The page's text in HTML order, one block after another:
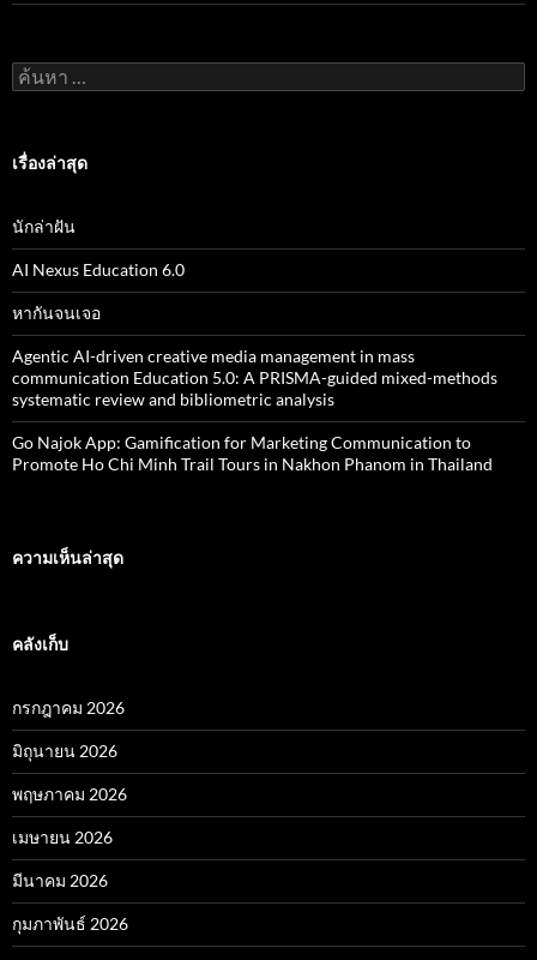
ค้
น
สำ
บ
:
เรื่องล่าสุด
นักล่าฝัน
AI Nexus Education 6.0
หากันจนเจอ
Agentic AI-driven creative media management in mass
communication Education 5.0: A PRISMA-guided mixed-methods
systematic review and bibliometric analysis
Go Najok App: Gamification for Marketing Communication to
Promote Ho Chi Minh Trail Tours in Nakhon Phanom in Thailand
ความเห็นล่าสุด
คลังเก็บ
กรกฎาคม 2026
มิถุนายน 2026
พฤษภาคม 2026
เมษายน 2026
มีนาคม 2026
กุมภาพันธ์ 2026